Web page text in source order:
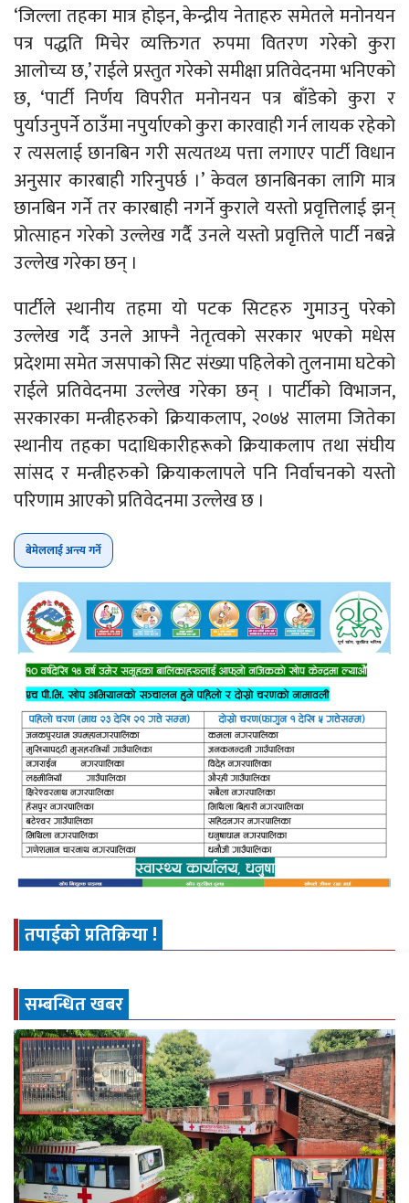
‘जिल्ला तहका मात्र होइन, केन्द्रीय नेताहरु समेतले मनोनयन
पत्र पद्धति मिचेर व्यक्तिगत रुपमा वितरण गरेको कुरा
आलोच्य छ,’ राईले प्रस्तुत गरेको समीक्षा प्रतिवेदनमा भनिएको
छ, ‘पार्टी निर्णय विपरीत मनोनयन पत्र बाँडेको कुरा र
पुर्याउनुपर्ने ठाउँमा नपुर्याएको कुरा कारवाही गर्न लायक रहेको
र त्यसलाई छानबिन गरी सत्यतथ्य पत्ता लगाएर पार्टी विधान
अनुसार कारबाही गरिनुपर्छ ।’ केवल छानबिनका लागि मात्र
छानबिन गर्ने तर कारबाही नगर्ने कुराले यस्तो प्रवृत्तिलाई झन्
प्रोत्साहन गरेको उल्लेख गर्दै उनले यस्तो प्रवृत्तिले पार्टी नबन्ने
उल्लेख गरेका छन् ।
पार्टीले स्थानीय तहमा यो पटक सिटहरु गुमाउनु परेको
उल्लेख गर्दै उनले आफ्नै नेतृत्वको सरकार भएको मधेस
प्रदेशमा समेत जसपाको सिट संख्या पहिलेको तुलनामा घटेको
राईले प्रतिवेदनमा उल्लेख गरेका छन् । पार्टीको विभाजन,
सरकारका मन्त्रीहरुको क्रियाकलाप, २०७४ सालमा जितेका
स्थानीय तहका पदाधिकारीहरूको क्रियाकलाप तथा संघीय
सांसद र मन्त्रीहरुको क्रियाकलापले पनि निर्वाचनको यस्तो
परिणाम आएको प्रतिवेदनमा उल्लेख छ ।
बेमेललाई अन्त्य गर्ने
तपाईको प्रतिक्रिया !
सम्बन्धित खबर